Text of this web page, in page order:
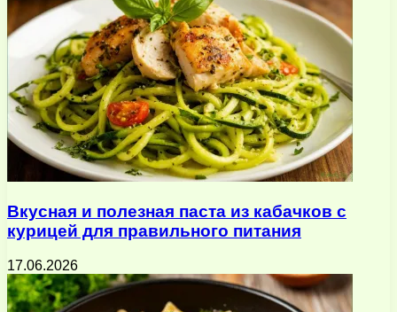
Вкусная и полезная паста из кабачков с
курицей для правильного питания
17.06.2026